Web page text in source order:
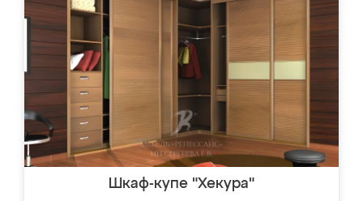
Шкаф-купе "Хекура"